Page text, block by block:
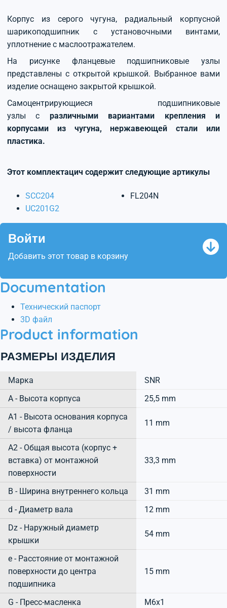
Корпус из серого чугуна, радиальный корпусной
шарикоподшипник с установочными винтами,
уплотнение с маслоотражателем.
На рисунке фланцевые подшипниковые узлы
представлены с открытой крышкой. Выбранное вами
изделие оснащено закрытой крышкой.
Самоцентрирующиеся подшипниковые
узлы с различными вариантами крепления и
корпусами из чугуна, нержавеющей стали или
пластика.
Этот комплектацич содержит следующие артикулы
SCC204
UC201G2
FL204N
Войти
Добавить этот товар в корзину
Documentation
Технический паспорт
3D файл
Product information
РАЗМЕРЫ ИЗДЕЛИЯ
Марка
SNR
А - Высота корпуса
25,5 mm
A1 - Высота основания корпуса
/ высота фланца
11 mm
A2 - Общая высота (корпус +
вставка) от монтажной
поверхности
33,3 mm
B - Ширина внутреннего кольца
31 mm
d - Диаметр вала
12 mm
Dz - Наружный диаметр
крышки
54 mm
e - Расстояние от монтажной
поверхности до центра
подшипника
15 mm
G - Пресс-масленка
M6x1